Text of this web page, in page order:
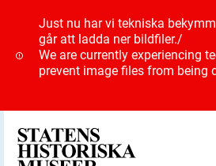
Just nu har vi tekniska
går att ladda ner bildfiler./
We are currently experiencing
prevent image files from being